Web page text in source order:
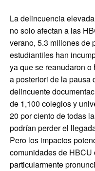
La delincuencia
no solo afectan a las
verano, 5.3 millones de
estudiantiles han
ya que se reanudaron
a posteriori de la pausa
delincuente
de 1,100 colegios y
20 por ciento de todas
podrían perder el
Pero los impactos
comunidades de
particularmente